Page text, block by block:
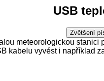
USB
meteorologickou
kabelu vyvést i například